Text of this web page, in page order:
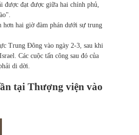
được đạt được giữa hai chính phủ,
hơn hai giờ đàm phán dưới sự trung
Trung Đông vào ngày 2-3, sau khi
Các cuộc tấn công sau đó của
di dời.
tại Thượng viện vào